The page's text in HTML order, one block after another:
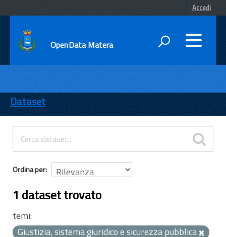
Accedi
OpenData Matera
ENTI
TEMI
INFORMAZIONI
Dataset
Ordina per
1 dataset trovato
temi:
Giustizia, sistema giuridico e sicurezza pubblica